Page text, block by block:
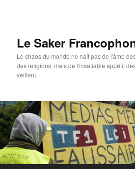
Le Saker
Le chaos du monde ne naît pas de l'âme
des religions, mais de l'insatiable appétit
veillent.